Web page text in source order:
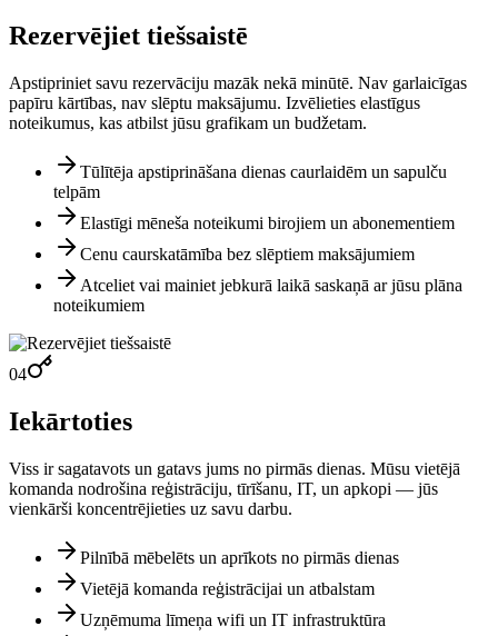
Rezervējiet tiešsaistē
Apstipriniet savu rezervāciju mazāk nekā minūtē. Nav garlaicīgas
papīru kārtības, nav slēptu maksājumu. Izvēlieties elastīgus
noteikumus, kas atbilst jūsu grafikam un budžetam.
Tūlītēja apstiprināšana dienas caurlaidēm un sapulču
telpām
Elastīgi mēneša noteikumi birojiem un abonementiem
Cenu caurskatāmība bez slēptiem maksājumiem
Atceliet vai mainiet jebkurā laikā saskaņā ar jūsu plāna
noteikumiem
04
Iekārtoties
Viss ir sagatavots un gatavs jums no pirmās dienas. Mūsu vietējā
komanda nodrošina reģistrāciju, tīrīšanu, IT, un apkopi — jūs
vienkārši koncentrējieties uz savu darbu.
Pilnībā mēbelēts un aprīkots no pirmās dienas
Vietējā komanda reģistrācijai un atbalstam
Uzņēmuma līmeņa wifi un IT infrastruktūra